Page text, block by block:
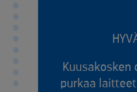
Kuusakosken
purkaa